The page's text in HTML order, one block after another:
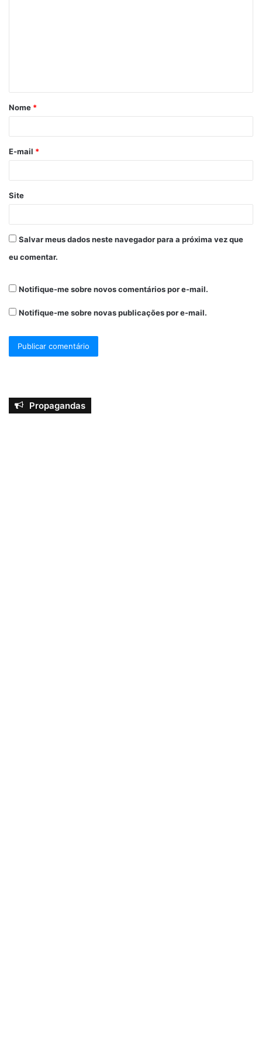
Nome *
E-mail *
Site
Salvar meus dados neste navegador para a próxima vez que
eu comentar.
Notifique-me sobre novos comentários por e-mail.
Notifique-me sobre novas publicações por e-mail.
Propagandas